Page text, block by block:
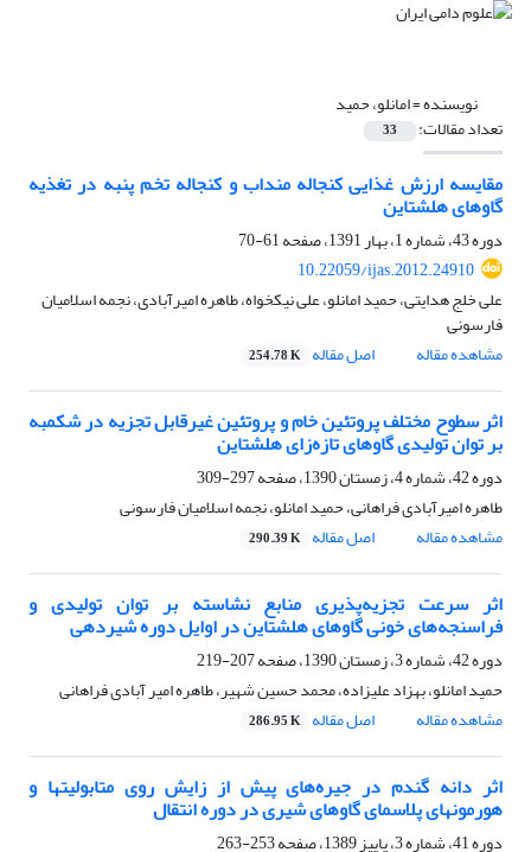
نویسنده =امانلو، حمید
تعداد مقالات: 33
مقایسه ارزش غذایی کنجاله منداب و کنجاله تخم پنبه در تغذیه
گاوهای هلشتاین
دوره 43، شماره 1، بهار 1391، صفحه
61-70
10.22059/ijas.2012.24910
علی خلج هدایتی، حمید امانلو، علی نیکخواه، طاهره امیرآبادی، نجمه اسلامیان
فارسونی
مشاهده مقاله
اصل مقاله 254.78 K
اثر سطوح مختلف پروتئین خام و پروتئین غیرقابل تجزیه در شکمبه
بر توان تولیدی گاوهای تازه‌زای هلشتاین
دوره 42، شماره 4، زمستان 1390، صفحه
297-309
طاهره امیرآبادی فراهانی، حمید امانلو، نجمه اسلامیان فارسونی
مشاهده مقاله
اصل مقاله 290.39 K
اثر سرعت تجزیه‌پذیری منابع نشاسته بر توان تولیدی و
فراسنجه‌های خونی گاو‌های هلشتاین در اوایل دوره شیردهی
دوره 42، شماره 3، زمستان 1390، صفحه
207-219
حمید امانلو، بهزاد علیزاده، محمد حسین شهیر، طاهره امیر آبادی فراهانی
مشاهده مقاله
اصل مقاله 286.95 K
اثر دانه گندم در جیره‌های پیش از زایش روی متابولیت‎ها و
هورمون‎های پلاسمای گاوهای شیری در دوره انتقال
دوره 41، شماره 3، پاییز 1389، صفحه
253-263